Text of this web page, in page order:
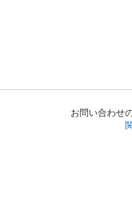
お問い合わせ